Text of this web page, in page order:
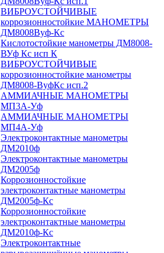
ВИБРОУСТОЙЧИВЫЕ
коррозионностойкие МАНОМЕТРЫ
ДМ8008Вуф-Кс
Кислотостойкие манометры ДМ8008-
ВУф Кс исп К
ВИБРОУСТОЙЧИВЫЕ
коррозионностойкие манометры
ДМ8008-ВуфКс исп.2
АММИАЧНЫЕ МАНОМЕТРЫ
МП3А-Уф
АММИАЧНЫЕ МАНОМЕТРЫ
МП4А-Уф
Электроконтактные манометры
ДМ2010ф
Электроконтактные манометры
ДМ2005ф
Коррозионностойкие
электроконтактные манометры
ДМ2005ф-Кс
Коррозионностойкие
электроконтактные манометры
ДМ2010ф-Кс
Электроконтактные